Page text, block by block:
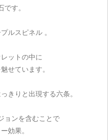
です。
ルスピネル 。
ットの中に
せています。
きりと出現する六条。
ョンを含むことで
効果。